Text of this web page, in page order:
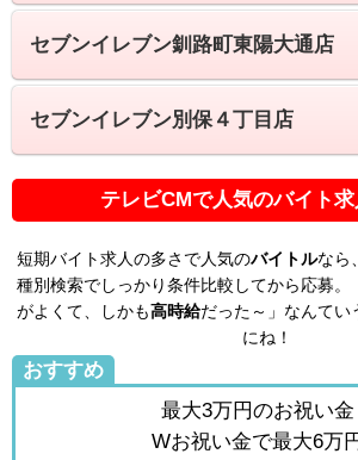
セブンイレブン釧路町東陽大通店
セブンイレブン別保４丁目店
テレビCMで人気のバイト求
短期バイト求人の多さで人気のバイトルなら
種別検索でしっかり条件比較してから応募。
がよくて、しかも高時給だった～」なんてい
にね！
おすすめ
最大3万円のお祝い金
Wお祝い金で最大6万